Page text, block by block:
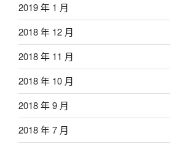
2019 年 1 月
2018 年 12 月
2018 年 11 月
2018 年 10 月
2018 年 9 月
2018 年 7 月